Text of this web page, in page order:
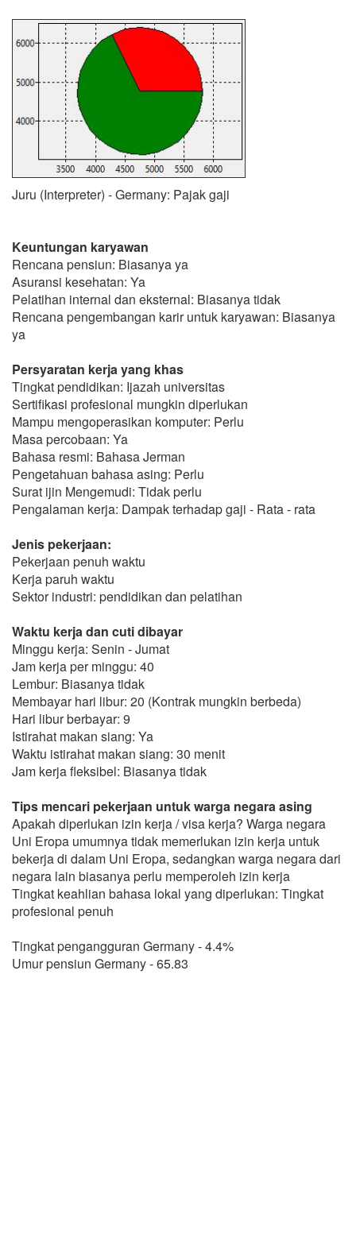
Juru (Interpreter) - Germany: Pajak gaji
Keuntungan karyawan
Rencana pensiun: Biasanya ya
Asuransi kesehatan: Ya
Pelatihan internal dan eksternal: Biasanya tidak
Rencana pengembangan karir untuk karyawan: Biasanya
ya
Persyaratan kerja yang khas
Tingkat pendidikan: Ijazah universitas
Sertifikasi profesional mungkin diperlukan
Mampu mengoperasikan komputer: Perlu
Masa percobaan: Ya
Bahasa resmi: Bahasa Jerman
Pengetahuan bahasa asing: Perlu
Surat ijin Mengemudi: Tidak perlu
Pengalaman kerja: Dampak terhadap gaji - Rata - rata
Jenis pekerjaan:
Pekerjaan penuh waktu
Kerja paruh waktu
Sektor industri: pendidikan dan pelatihan
Waktu kerja dan cuti dibayar
Minggu kerja: Senin - Jumat
Jam kerja per minggu: 40
Lembur: Biasanya tidak
Membayar hari libur: 20 (Kontrak mungkin berbeda)
Hari libur berbayar: 9
Istirahat makan siang: Ya
Waktu istirahat makan siang: 30 menit
Jam kerja fleksibel: Biasanya tidak
Tips mencari pekerjaan untuk warga negara asing
Apakah diperlukan izin kerja / visa kerja? Warga negara
Uni Eropa umumnya tidak memerlukan izin kerja untuk
bekerja di dalam Uni Eropa, sedangkan warga negara dari
negara lain biasanya perlu memperoleh izin kerja
Tingkat keahlian bahasa lokal yang diperlukan: Tingkat
profesional penuh
Tingkat pengangguran Germany - 4.4%
Umur pensiun Germany - 65.83